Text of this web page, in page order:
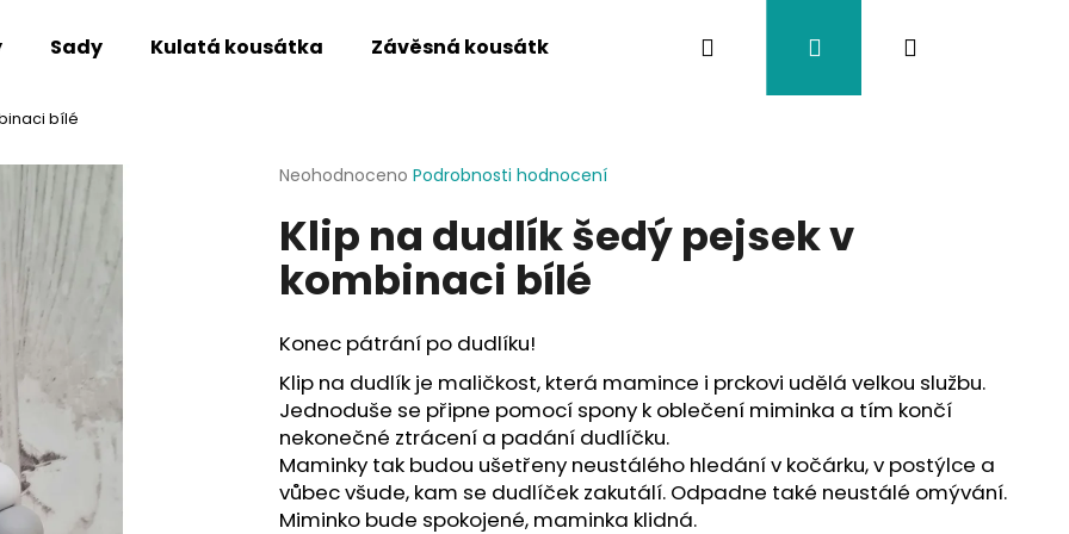
Sady Kulatá kousátka Závěsná kousátka Závěsy na kočárek Twistík kousátka
Hledat PřihlášeníNákupní
bílé
Průměrné
produktu
je
0,0
hvězdiček.
Neohodnoceno Podrobnosti hodnocení
Klip na dudlík šedý pejsek v
kombinaci bílé
Konec pátrání po dudlíku!
Klip na dudlík je maličkost, která mamince i prckovi udělá velkou službu.
Jednoduše se připne pomocí spony k oblečení miminka a tím končí
nekonečné ztrácení a padání dudlíčku.
Maminky tak budou ušetřeny neustálého hledání v kočárku, v postýlce a
vůbec všude, kam se dudlíček zakutálí. Odpadne také neustálé omývání.
Miminko bude spokojené, maminka klidná.
Co potřebujete najít?
HLEDAT